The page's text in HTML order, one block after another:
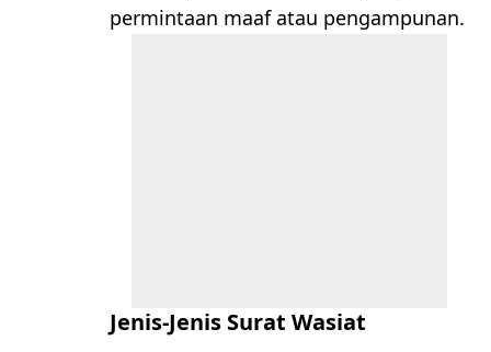
permintaan maaf atau pengampunan.
Jenis-Jenis Surat Wasiat